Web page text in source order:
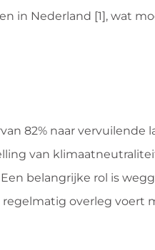
in Nederland [1], wat
82% naar vervuilende
van
belangrijke rol is
regelmatig overleg